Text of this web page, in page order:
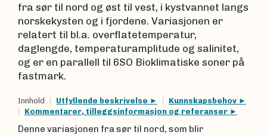
fra sør til nord og øst til vest, i kystvannet langs
norskekysten og i fjordene. Variasjonen er
relatert til bl.a. overflatetemperatur,
daglengde, temperaturamplitude og salinitet,
og er en parallell til 6SO Bioklimatiske soner på
fastmark.
Innhold Utfyllende beskrivelse
Kunnskapsbehov
Kommentarer, tilleggsinformasjon og referanser
Denne variasjonen fra sør til nord, som blir